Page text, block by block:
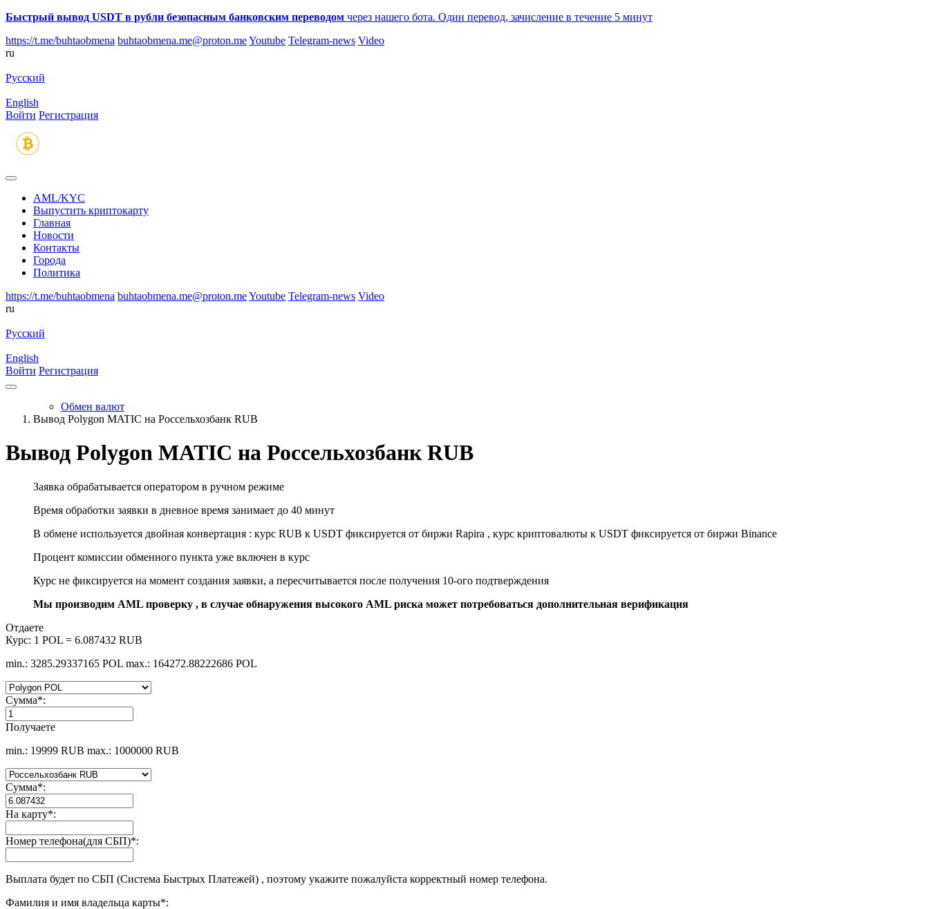
Быстрый вывод USDT в рубли безопасным банковским переводом через нашего бота. Один перевод, зачисление в течение 5 минут
https://t.me/buhtaobmena buhtaobmena.me@proton.meYoutube Telegram-news Video
ru
Русский
English
Войти Регистрация
AML/KYC
Выпустить криптокарту
Главная
Новости
Контакты
Города
Политика
https://t.me/buhtaobmena buhtaobmena.me@proton.meYoutube Telegram-news Video
ru
Русский
English
Войти Регистрация
Обмен валют
Вывод Polygon MATIC на Россельхозбанк RUB
Вывод Polygon MATIC на Россельхозбанк RUB
Заявка обрабатывается оператором в ручном режиме
Время обработки заявки в дневное время занимает до 40 минут
В обмене используется двойная конвертация : курс RUB к USDT фиксируется от биржи Rapira , курс криптовалюты к USDT фиксируется от биржи Binance
Процент комиссии обменного пункта уже включен в курс
Курс не фиксируется на момент создания заявки, а пересчитывается после получения 10-ого подтверждения
Мы производим AML проверку , в случае обнаружения высокого AML риска может потребоваться дополнительная верификация
Отдаете
Курс: 1 POL = 6.087432 RUB
min.: 3285.29337165 POL max.: 164272.88222686 POL
Сумма*:
Получаете
min.: 19999 RUB max.: 1000000 RUB
Сумма*:
На карту*:
Номер телефона(для СБП)*:
Выплата будет по СБП (Система Быстрых Платежей) , поэтому укажите пожалуйста корректный номер телефона.
Фамилия и имя владельца карты*: